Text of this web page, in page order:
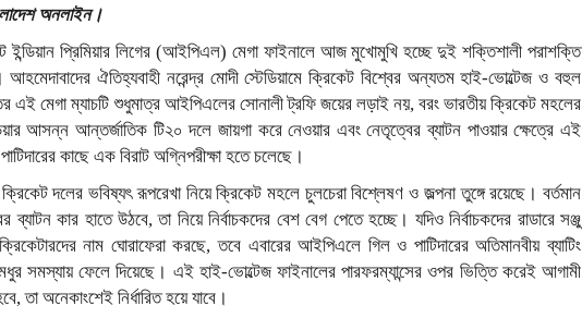
অনলাইন।
ইন্ডিয়ান প্রিমিয়ার লিগের (আইপিএল) মেগা ফাইনালে আজ মুখোমুখি হচ্ছে দুই শক্তিশালী পরাশক্তি
আহমেদাবাদের ঐতিহ্যবাহী নরেন্দ্র মোদী স্টেডিয়ামে ক্রিকেট বিশ্বের অন্যতম হাই-ভোল্টেজ ও বহুল
এই মেগা ম্যাচটি শুধুমাত্র আইপিএলের সোনালী ট্রফি জয়ের লড়াই নয়, বরং ভারতীয় ক্রিকেট মহলের
আসন্ন আন্তর্জাতিক টি২০ দলে জায়গা করে নেওয়ার এবং নেতৃত্বের ব্যাটন পাওয়ার ক্ষেত্রে এই
কাছে এক বিরাট অগ্নিপরীক্ষা হতে চলেছে।
দলের ভবিষ্যৎ রূপরেখা নিয়ে ক্রিকেট মহলে চুলচেরা বিশ্লেষণ ও জল্পনা তুঙ্গে রয়েছে। বর্তমান
কার হাতে উঠবে, তা নিয়ে নির্বাচকদের বেশ বেগ পেতে হচ্ছে। যদিও নির্বাচকদের রাডারে সঞ্জু
নাম ঘোরাফেরা করছে, তবে এবারের আইপিএলে গিল ও পাটিদারের অতিমানবীয় ব্যাটিং
মধুর সমস্যায় ফেলে দিয়েছে। এই হাই-ভোল্টেজ ফাইনালের পারফরম্যান্সের ওপর ভিত্তি করেই আগামী
তা অনেকাংশেই নির্ধারিত হয়ে যাবে।